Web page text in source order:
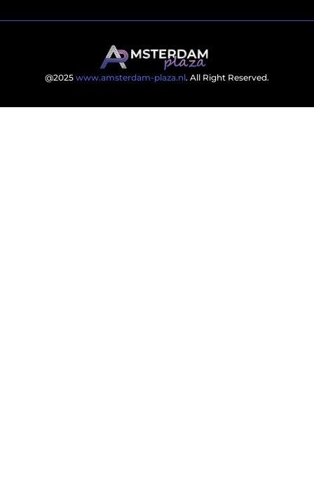
@2025 www.amsterdam-plaza.nl. All Right Reserved.